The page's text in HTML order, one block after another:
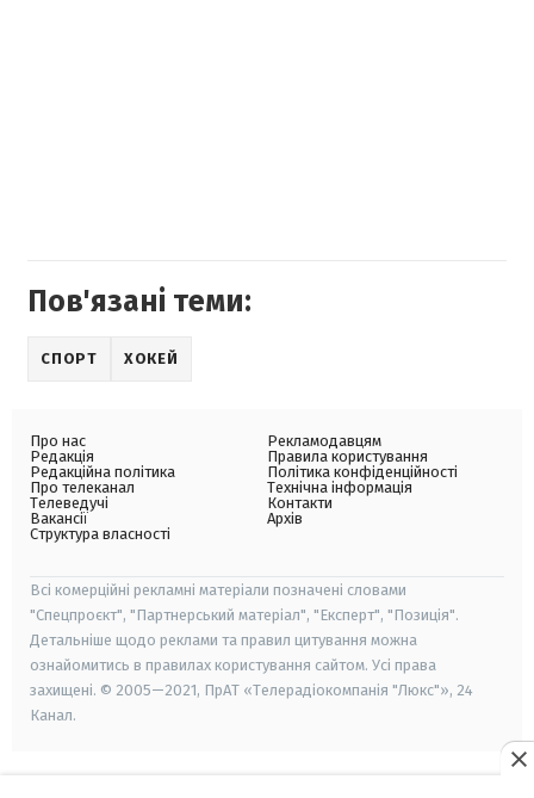
Пов'язані теми:
СПОРТ ХОКЕЙ
Про нас
Редакція
Редакційна політика
Про телеканал
Телеведучі
Вакансії
Структура власності
Рекламодавцям
Правила користування
Політика конфіденційності
Технічна інформація
Контакти
Архів
Всі комерційні рекламні матеріали позначені словами
"Спецпроєкт", "Партнерський матеріал", "Експерт", "Позиція".
Детальніше щодо реклами та правил цитування можна
ознайомитись в правилах користування сайтом. Усі права
захищені. © 2005—2021, ПрАТ «Телерадіокомпанія "Люкс"», 24
Канал.